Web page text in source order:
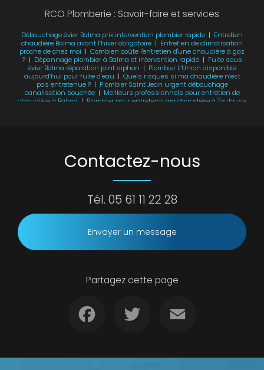
RCO Plomberie : Savoir-faire et services
Débouchage évier Balma prix intervention plombier rapide | Entretien
chaudière Balma avant l’hiver obligatoire | Entretien de climatisation
proche de chez moi | Combien coûte l'entretien d'une chaudière à gaz
?| Dépannage plombier à Balma et intervention rapide| Fuite sous
évier Balma réparation joint siphon | Plombier L’Union disponible
aujourd’hui pour fuite d’eau | Quels risques si ma chaudière n’est
pas entretenue ?| Plombier Saint Jean urgent débouchage
canalisation bouchée| Meilleurs professionnels pour entretien de
chaudière à Balma | Plombier pour entretenir ma chaudière à Toulouse
Contactez-nous
Tél. 05 61 11 22 28
Envoyer un message
Partagez cette page